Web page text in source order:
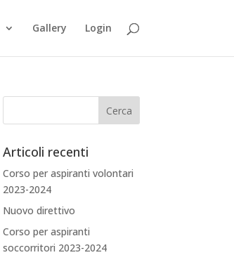
Gallery Login
Articoli recenti
Corso per aspiranti volontari
2023-2024
Nuovo direttivo
Corso per aspiranti
soccorritori 2023-2024